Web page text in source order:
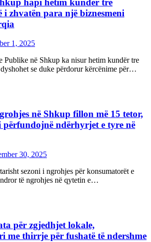
hapi hetim kundër tre
i zhvatën para një biznesmeni
1, 2025
Publike në Shkup ka nisur hetim kundër tre
se duke përdorur kërcënime për…
në Shkup fillon më 15 tetor,
përfundojnë ndërhyrjet e tyre në
30, 2025
sezoni i ngrohjes për konsumatorët e
të ngrohjes në qytetin e…
për zgjedhjet lokale,
me thirrje për fushatë të ndershme